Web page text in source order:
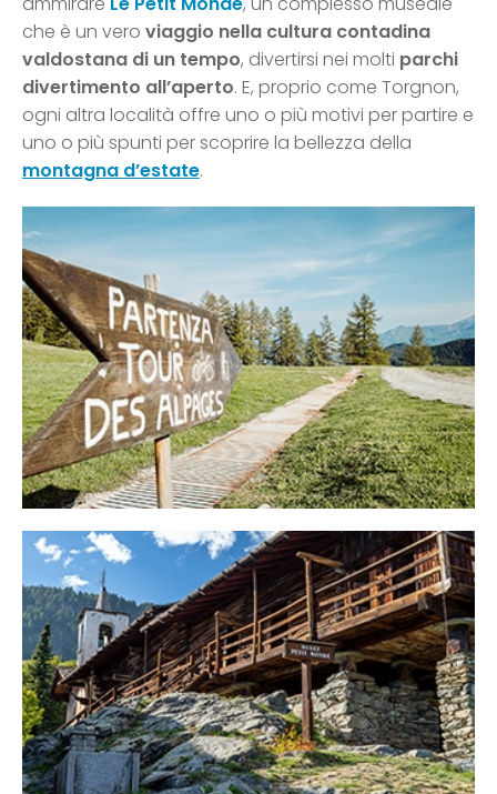
che è un vero viaggio nella cultura contadina
valdostana di un tempo, divertirsi nei molti parchi
divertimento all’aperto. E, proprio come Torgnon,
ogni altra località offre uno o più motivi per partire e
uno o più spunti per scoprire la bellezza della
montagna d’estate.